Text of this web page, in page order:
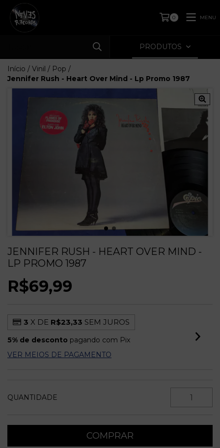
0 MENU
PRODUTOS
Início / Vinil / Pop /
Jennifer Rush - Heart Over Mind - Lp Promo 1987
JENNIFER RUSH - HEART OVER MIND -
LP PROMO 1987
R$69,99
3 X DE R$23,33 SEM JUROS
5% de desconto pagando com Pix
VER MEIOS DE PAGAMENTO
QUANTIDADE